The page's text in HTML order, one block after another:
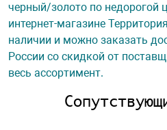
черный/золото по недорогой
интернет-магазине
наличии и можно заказать
России со скидкой от
весь ассортимент.